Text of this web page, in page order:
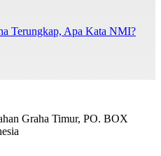
Terungkap, Apa Kata NMI?
Graha Timur, PO. BOX